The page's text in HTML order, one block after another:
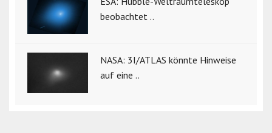
beobachtet ..
NASA: 3I/ATLAS könnte Hinweise
auf eine ..